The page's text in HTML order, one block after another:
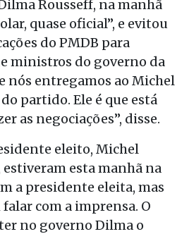
Rousseff, na manhã
quase oficial”, e evitou
do PMDB para
ministros do governo da
nós entregamos ao Michel
partido. Ele é que está
as negociações”, disse.
eleito, Michel
estiveram esta manhã na
a presidente eleita, mas
com a imprensa. O
no governo Dilma o